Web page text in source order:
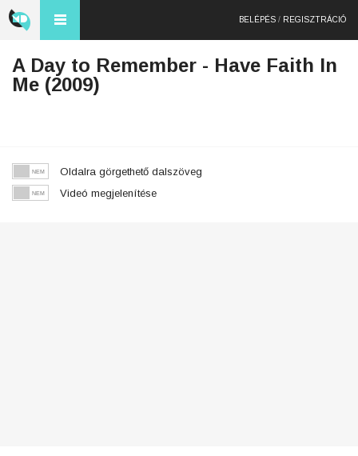
BELÉPÉS / REGISZTRÁCIÓ
A Day to Remember - Have Faith In
Me (2009)
Oldalra görgethető dalszöveg
Videó megjelenítése